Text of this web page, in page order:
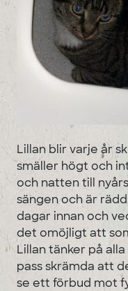
Lillan blir varje år
smäller högt och
och natten till
sängen och är
dagar innan och
det omöjligt att
Lillan tänker på
pass skrämda att
se ett förbud mot